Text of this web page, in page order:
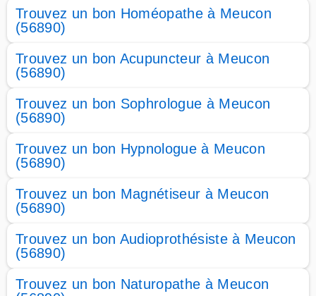
Trouvez un bon Homéopathe à Meucon
(56890)
Trouvez un bon Acupuncteur à Meucon
(56890)
Trouvez un bon Sophrologue à Meucon
(56890)
Trouvez un bon Hypnologue à Meucon
(56890)
Trouvez un bon Magnétiseur à Meucon
(56890)
Trouvez un bon Audioprothésiste à Meucon
(56890)
Trouvez un bon Naturopathe à Meucon